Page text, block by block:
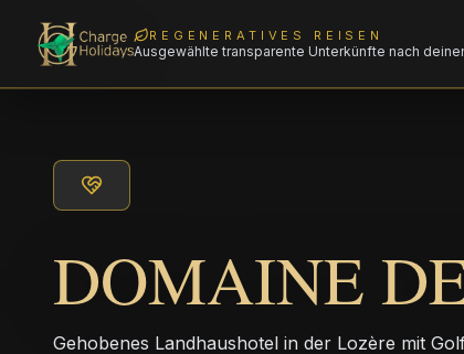
REGENERATIVES REISEN
Ausgewählte transparente Unterkünfte nach
DOMAINE
Gehobenes Landhaushotel in der Lozère mit